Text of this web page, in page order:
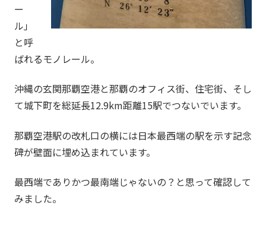
ー
ル」
と呼
ばれるモノレール。
沖縄の玄関那覇空港と那覇のオフィス街、住宅街、そし
て城下町を総延長12.9km距離15駅でつないでいます。
那覇空港駅の改札口の横には日本最西端の駅を示す記念
碑が壁面に埋め込まれています。
最西端でありかつ最南端じゃないの？と思って確認して
みました。